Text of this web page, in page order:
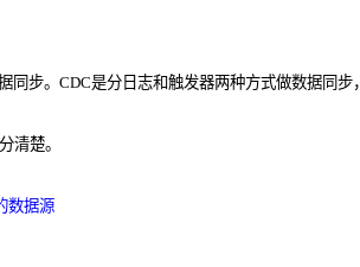
步。CDC是分日志和触发器两种方式做数据同步
清楚。
数据源